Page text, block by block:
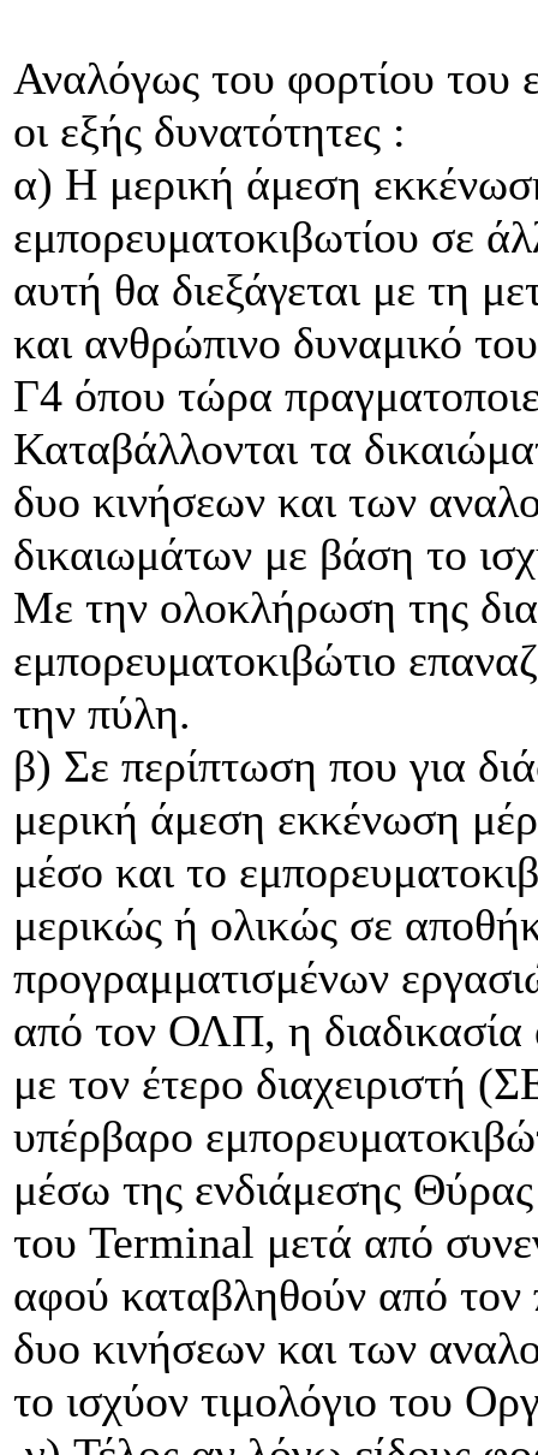
Αναλόγως του φορτίου του
οι εξής δυνατότητες :
α) Η μερική άμεση
εμπορευματοκιβωτίου σε
αυτή θα διεξάγεται με τη
και ανθρώπινο δυναμικό
Γ4 όπου τώρα
Καταβάλλονται τα
δυο κινήσεων και των
δικαιωμάτων με βάση το
Με την ολοκλήρωση της
εμπορευματοκιβώτιο
την πύλη.
β) Σε περίπτωση που για
μερική άμεση εκκένωση
μέσο και το
μερικώς ή ολικώς σε
προγραμματισμένων
από τον ΟΛΠ, η διαδικασία
με τον έτερο διαχειριστή
υπέρβαρο
μέσω της ενδιάμεσης Θύρας
του Terminal μετά από
αφού καταβληθούν από τον
δυο κινήσεων και των
το ισχύον τιμολόγιο του